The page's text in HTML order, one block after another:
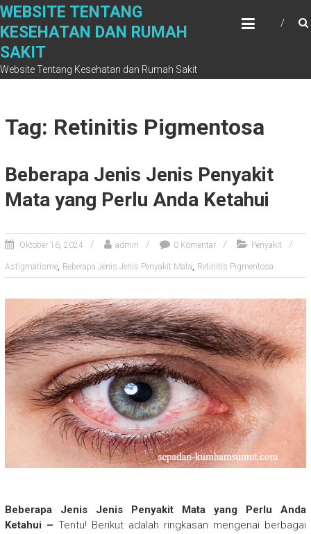
Skip
content
WEBSITE TENTANG
KESEHATAN DAN RUMAH
SAKIT
Website Tentang Kesehatan dan Rumah Sakit
Tag: Retinitis Pigmentosa
Beberapa Jenis Jenis Penyakit
Mata yang Perlu Anda Ketahui
Oktober 16, 2024 admin 0 Komentar Penyakit
Astigmatisme, Beberapa Jenis Jenis Penyakit Mata, Retinitis Pigmentosa
Beberapa Jenis Jenis Penyakit Mata yang Perlu Anda
Ketahui – Tentu! Berikut adalah ringkasan mengenai berbagai